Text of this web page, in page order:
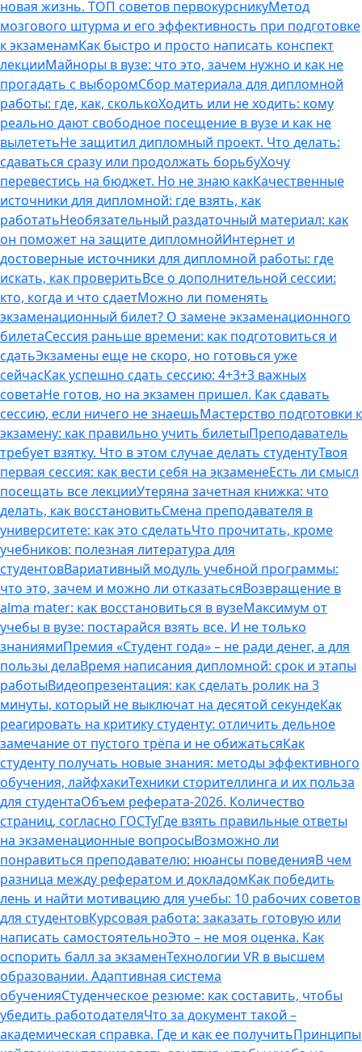
новая жизнь. ТОП советов первокурсникуМетод
мозгового штурма и его эффективность при подготовке
к экзаменамКак быстро и просто написать конспект
лекцииМайноры в вузе: что это, зачем нужно и как не
прогадать с выборомСбор материала для дипломной
работы: где, как, сколькоХодить или не ходить: кому
реально дают свободное посещение в вузе и как не
вылететьНе защитил дипломный проект. Что делать:
сдаваться сразу или продолжать борьбуХочу
перевестись на бюджет. Но не знаю какКачественные
источники для дипломной: где взять, как
работатьНеобязательный раздаточный материал: как
он поможет на защите дипломнойИнтернет и
достоверные источники для дипломной работы: где
искать, как проверитьВсе о дополнительной сессии:
кто, когда и что сдаетМожно ли поменять
экзаменационный билет? О замене экзаменационного
билетаСессия раньше времени: как подготовиться и
сдатьЭкзамены еще не скоро, но готовься уже
сейчасКак успешно сдать сессию: 4+3+3 важных
советаНе готов, но на экзамен пришел. Как сдавать
сессию, если ничего не знаешьМастерство подготовки к
экзамену: как правильно учить билетыПреподаватель
требует взятку. Что в этом случае делать студентуТвоя
первая сессия: как вести себя на экзаменеЕсть ли смысл
посещать все лекцииУтеряна зачетная книжка: что
делать, как восстановитьСмена преподавателя в
университете: как это сделатьЧто прочитать, кроме
учебников: полезная литература для
студентовВариативный модуль учебной программы:
что это, зачем и можно ли отказатьсяВозвращение в
alma mater: как восстановиться в вузеМаксимум от
учебы в вузе: постарайся взять все. И не только
знаниямиПремия «Студент года» – не ради денег, а для
пользы делаВремя написания дипломной: срок и этапы
работыВидеопрезентация: как сделать ролик на 3
минуты, который не выключат на десятой секундеКак
реагировать на критику студенту: отличить дельное
замечание от пустого трёпа и не обижатьсяКак
студенту получать новые знания: методы эффективного
обучения, лайфхакиТехники сторителлинга и их польза
для студентаОбъем реферата-2026. Количество
страниц, согласно ГОСТуГде взять правильные ответы
на экзаменационные вопросыВозможно ли
понравиться преподавателю: нюансы поведенияВ чем
разница между рефератом и докладомКак победить
лень и найти мотивацию для учебы: 10 рабочих советов
для студентовКурсовая работа: заказать готовую или
написать самостоятельноЭто – не моя оценка. Как
оспорить балл за экзаменТехнологии VR в высшем
образовании. Адаптивная система
обученияСтуденческое резюме: как составить, чтобы
убедить работодателяЧто за документ такой –
академическая справка. Где и как ее получитьПринципы